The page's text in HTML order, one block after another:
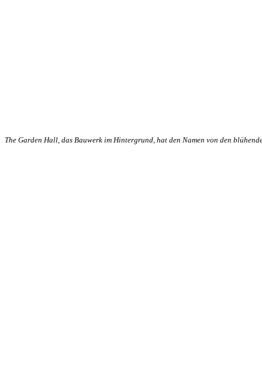
The Garden Hall, das Bauwerk im Hintergrund, hat den Namen von den